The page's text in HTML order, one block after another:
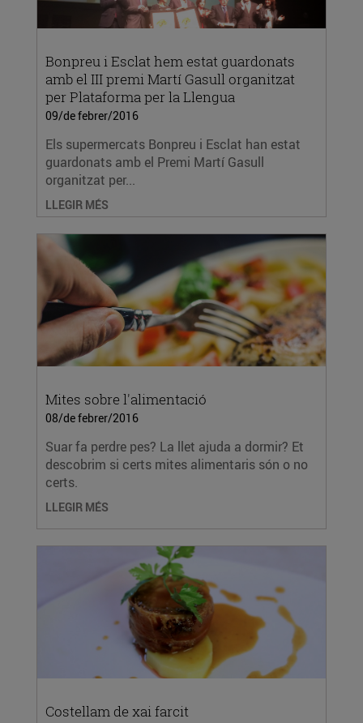
Bonpreu i Esclat hem estat guardonats
amb el III premi Martí Gasull organitzat
per Plataforma per la Llengua
09/de febrer/2016
Els supermercats Bonpreu i Esclat han estat
guardonats amb el Premi Martí Gasull
organitzat per...
LLEGIR MÉS
Mites sobre l'alimentació
08/de febrer/2016
Suar fa perdre pes? La llet ajuda a dormir? Et
descobrim si certs mites alimentaris són o no
certs.
LLEGIR MÉS
Costellam de xai farcit